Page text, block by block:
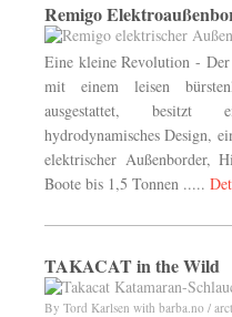
Remigo
Eine kleine Revolution -
mit einem leisen
ausgestattet, besitzt
hydrodynamisches Design,
elektrischer Außenborder,
Boote bis 1,5 Tonnen .....
TAKACAT in the Wild
By Tord Karlsen with barba.no /